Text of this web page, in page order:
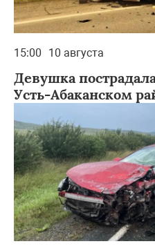
15:00 10 августа
Девушка
Усть‑Абаканском